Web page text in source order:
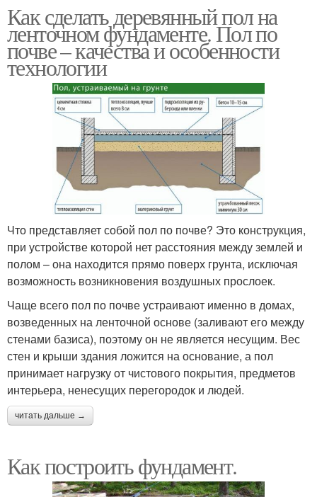
Как сделать деревянный пол на
ленточном фундаменте. Пол по
почве – качества и особенности
технологии
Что представляет собой пол по почве? Это конструкция,
при устройстве которой нет расстояния между землей и
полом – она находится прямо поверх грунта, исключая
возможность возникновения воздушных прослоек.
Чаще всего пол по почве устраивают именно в домах,
возведенных на ленточной основе (заливают его между
стенами базиса), поэтому он не является несущим. Вес
стен и крыши здания ложится на основание, а пол
принимает нагрузку от чистового покрытия, предметов
интерьера, ненесущих перегородок и людей.
читать дальше →
Как построить фундамент.